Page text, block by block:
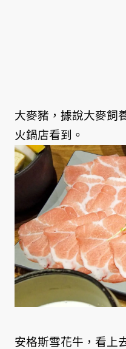
大麥豬，據說大麥飼
火鍋店看到。
安格斯雪花牛，看上